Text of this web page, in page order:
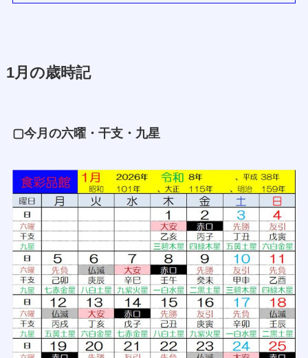
1月の歳時記
▢今月の六曜・干支・九星